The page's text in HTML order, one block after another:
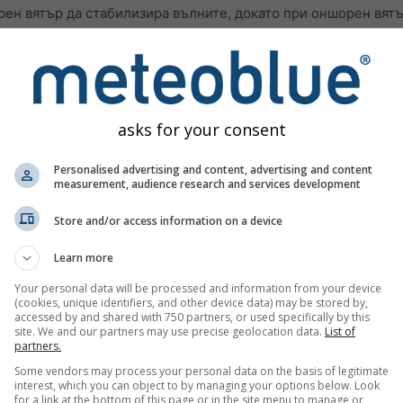
вятър да стабилизира вълните, докато при оншорен
на вълни е вятърът. Вятърът създава движение
Тези частици впоследствие продължават да се
по-силен е вятърът, толкова по-големи са вълните
вятъра, вълните придобиват различни скорости. Ако по-
вълни и възможно т.нар. „rogue waves“.
рязко издигащо се морско дъно, тя може рязко да се
доофшорните и оншорните ветрове
. Те
към сушата, а офшорните — от сушата към морето.
докато офшорните почти не създават вълни близо до
да се насладят на ситуации, когато силни оншорни
условия дългите суел вълни осигуряват (относително
.
asks for your consent
Personalised advertising and content, advertising and content
measurement, audience research and services development
Store and/or access information on a device
Learn more
Your personal data will be processed and information from your device
(cookies, unique identifiers, and other device data) may be stored by,
accessed by and shared with 750 partners, or used specifically by this
site. We and our partners may use precise geolocation data. List of
partners.
Some vendors may process your personal data on the basis of legitimate
interest, which you can object to by managing your options below. Look
for a link at the bottom of this page or in the site menu to manage or